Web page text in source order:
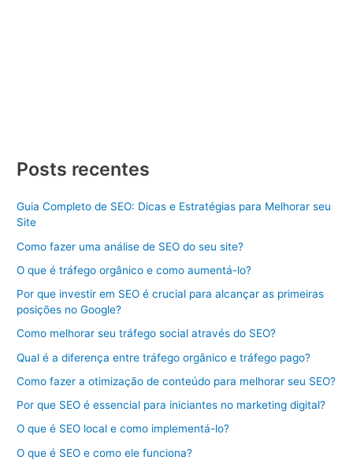
Site
Curitiba
Posts recentes
Guia Completo de SEO: Dicas e Estratégias para Melhorar seu
Site
Como fazer uma análise de SEO do seu site?
O que é tráfego orgânico e como aumentá-lo?
Por que investir em SEO é crucial para alcançar as primeiras
posições no Google?
Como melhorar seu tráfego social através do SEO?
Qual é a diferença entre tráfego orgânico e tráfego pago?
Como fazer a otimização de conteúdo para melhorar seu SEO?
Por que SEO é essencial para iniciantes no marketing digital?
O que é SEO local e como implementá-lo?
O que é SEO e como ele funciona?